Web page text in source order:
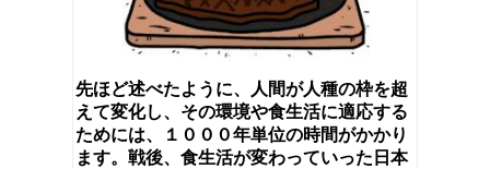
先ほど述べたように、人間が人種の枠を超
えて変化し、その環境や食生活に適応する
ためには、１０００年単位の時間がかかり
ます。戦後、食生活が変わっていった日本